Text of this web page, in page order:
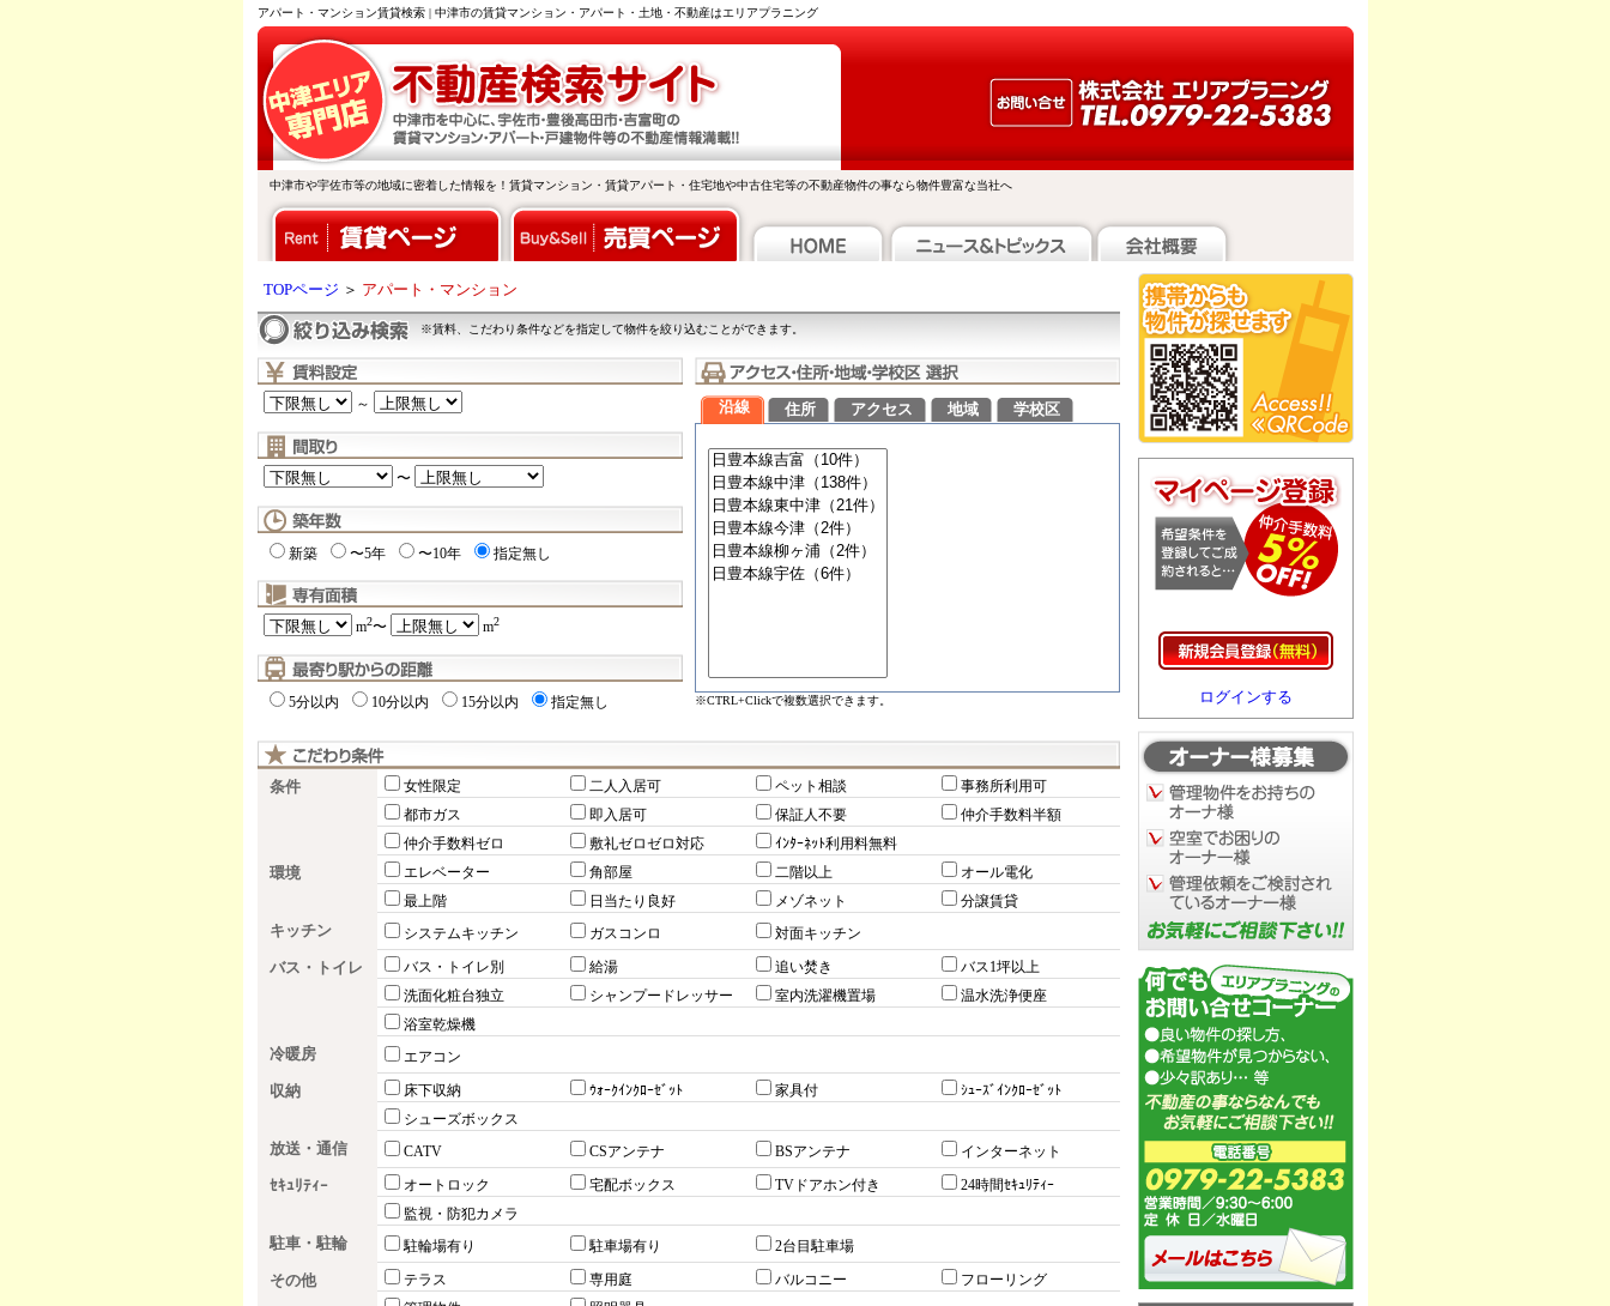
アパート・マンション賃貸検索 | 中津市の賃貸マンション・アパート・土地・不動産はエリアプラニング
中津市や宇佐市等の地域に密着した情報を！賃貸マンション・賃貸アパート・住宅地や中古住宅等の不動産物件の事なら物件豊富な当社へ
ログインする
TOPページ ＞ アパート・マンション
※賃料、こだわり条件などを指定して物件を絞り込むことができます。
～
〜
新築 〜5年 〜10年 指定無し
m2〜 m2
5分以内 10分以内 15分以内 指定無し
沿線 住所 アクセス 地域 学校区
※CTRL+Clickで複数選択できます。
条件 女性限定 二人入居可 ペット相談
事務所利用可
都市ガス
即入居可 保証人不要
仲介手数料半額
仲介手数料ゼロ
敷礼ゼロゼロ対応 ｲﾝﾀｰﾈｯﾄ利用料無料
環境 エレベーター 角部屋 二階以上
オール電化
最上階
日当たり良好 メゾネット 分譲賃貸
キッチン システムキッチン ガスコンロ 対面キッチン
バス・トイレ バス・トイレ別 給湯 追い焚き
バス1坪以上
洗面化粧台独立
シャンプードレッサー 室内洗濯機置場
温水洗浄便座
浴室乾燥機
冷暖房 エアコン
収納 床下収納 ｳｫｰｸｲﾝｸﾛｰｾﾞｯﾄ 家具付
ｼｭｰｽﾞｲﾝｸﾛｰｾﾞｯﾄ
シューズボックス
放送・通信 CATV CSアンテナ BSアンテナ インターネット
ｾｷｭﾘﾃｨｰ オートロック 宅配ボックス TVドアホン付き
24時間ｾｷｭﾘﾃｨｰ
監視・防犯カメラ
駐車・駐輪 駐輪場有り 駐車場有り 2台目駐車場
その他 テラス 専用庭 バルコニー
フローリング